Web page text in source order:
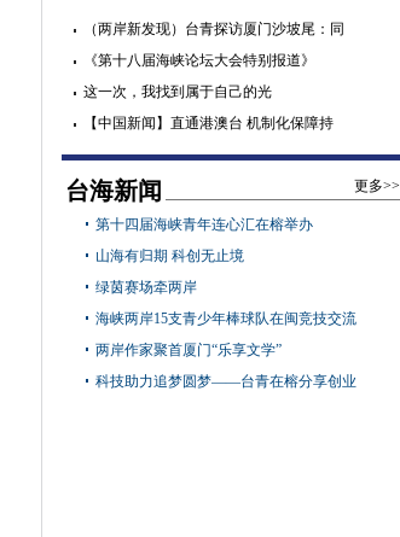
（两岸新发现）台青探访厦门沙坡尾：同
《第十八届海峡论坛大会特别报道》
这一次，我找到属于自己的光
【中国新闻】直通港澳台 机制化保障持
台海新闻 更多>>
第十四届海峡青年连心汇在榕举办
山海有归期 科创无止境
绿茵赛场牵两岸
海峡两岸15支青少年棒球队在闽竞技交流
两岸作家聚首厦门“乐享文学”
科技助力追梦圆梦——台青在榕分享创业